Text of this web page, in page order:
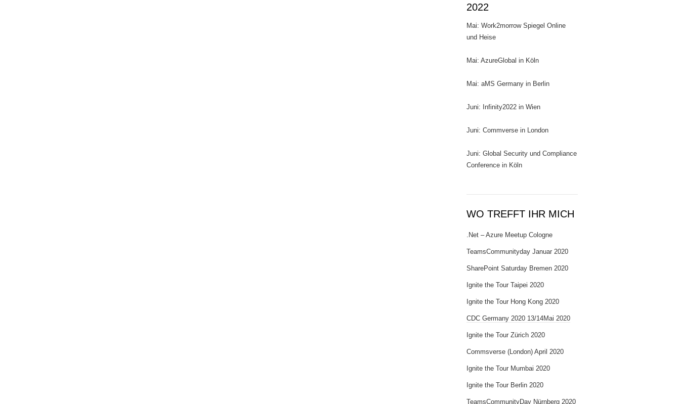
2022
Mai: Work2morrow Spiegel Online
und Heise
Mai: AzureGlobal in Köln
Mai: aMS Germany in Berlin
Juni: Infinity2022 in Wien
Juni: Commverse in London
Juni: Global Security und Compliance
Conference in Köln
WO TREFFT IHR MICH
.Net – Azure Meetup Cologne
TeamsCommunityday Januar 2020
SharePoint Saturday Bremen 2020
Ignite the Tour Taipei 2020
Ignite the Tour Hong Kong 2020
CDC Germany 2020 13/14Mai 2020
Ignite the Tour Zürich 2020
Commsverse (London) April 2020
Ignite the Tour Mumbai 2020
Ignite the Tour Berlin 2020
TeamsCommunityDay Nürnberg 2020